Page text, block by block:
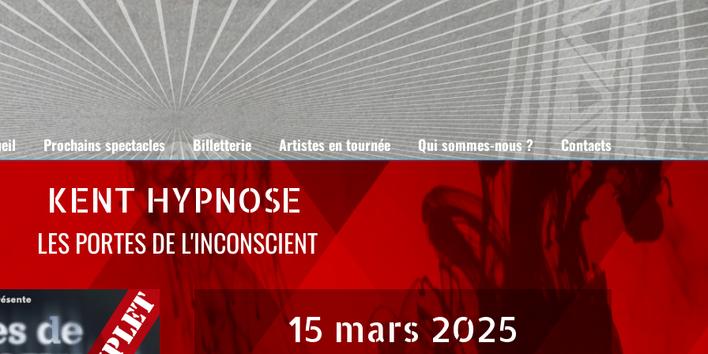
Prochains spectacles Billetterie Artistes en tournée Qui sommes-nous ? Contacts
KENT HYPNOSE
LES PORTES DE L'INCONSCIENT
15 mars 2025